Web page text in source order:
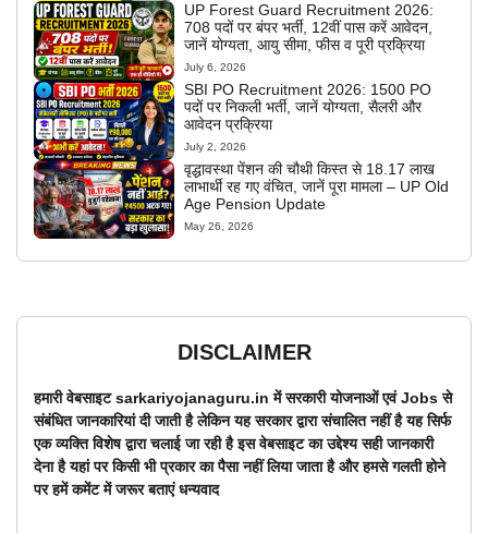
UP Forest Guard Recruitment 2026:
708 पदों पर बंपर भर्ती, 12वीं पास करें आवेदन,
जानें योग्यता, आयु सीमा, फीस व पूरी प्रक्रिया
July 6, 2026
SBI PO Recruitment 2026: 1500 PO
पदों पर निकली भर्ती, जानें योग्यता, सैलरी और
आवेदन प्रक्रिया
July 2, 2026
वृद्धावस्था पेंशन की चौथी किस्त से 18.17 लाख
लाभार्थी रह गए वंचित, जानें पूरा मामला – UP Old
Age Pension Update
May 26, 2026
DISCLAIMER
हमारी वेबसाइट sarkariyojanaguru.in में सरकारी योजनाओं एवं Jobs से
संबंधित जानकारियां दी जाती है लेकिन यह सरकार द्वारा संचालित नहीं है यह सिर्फ
एक व्यक्ति विशेष द्वारा चलाई जा रही है इस वेबसाइट का उद्देश्य सही जानकारी
देना है यहां पर किसी भी प्रकार का पैसा नहीं लिया जाता है और हमसे गलती होने
पर हमें कमेंट में जरूर बताएं धन्यवाद